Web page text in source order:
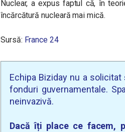
Nuclear, a expus faptul că, în
încărcătură nucleară mai mică.
Sursă: France 24
Echipa Biziday nu a
fonduri guvernamentale.
neinvazivă.
Dacă îți place ce facem,